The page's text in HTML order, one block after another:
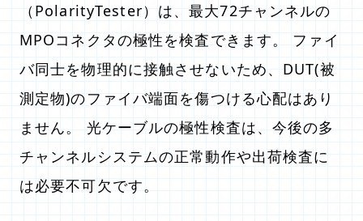
（PolarityTester）は、最大72チャンネルの
MPOコネクタの極性を検査できます。 ファイ
バ同士を物理的に接触させないため、DUT(被
測定物)のファイバ端面を傷つける心配はあり
ません。 光ケーブルの極性検査は、今後の多
チャンネルシステムの正常動作や出荷検査に
は必要不可欠です。